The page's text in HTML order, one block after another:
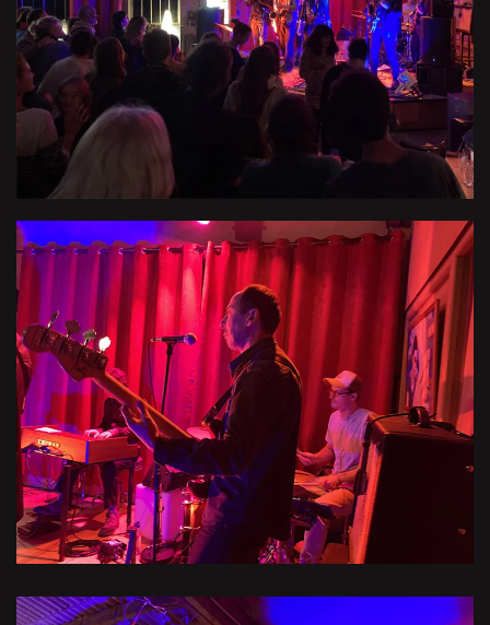
Voir l'image